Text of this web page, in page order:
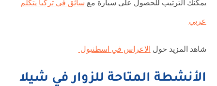
يمكنك الترتيب للحصول على سيارة مع سائق في تركيا يتكلم
عربي
شاهد المزيد حول الاعراس في اسطنبول
الأنشطة المتاحة للزوار في شيلا